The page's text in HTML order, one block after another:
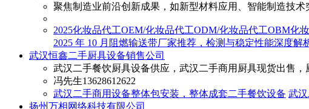
聚焦制造业前沿创新成果，如新型材料应用、智能制造技
2025化妆品代工OEM/化妆品代工ODM/化妆品代工OBM化
2025 年 10 月阻燃输送带厂家推荐，检测与稳定性能深度解
武汉恒鑫二手厨具设备销售公司
武汉二手餐饮厨具设备供应，武汉二手商用厨具现货出售，
冯先生13628612622
武汉二手商用设备整体包安装，整体成套二手餐饮设备 武
扬州万相网络科技有限公司